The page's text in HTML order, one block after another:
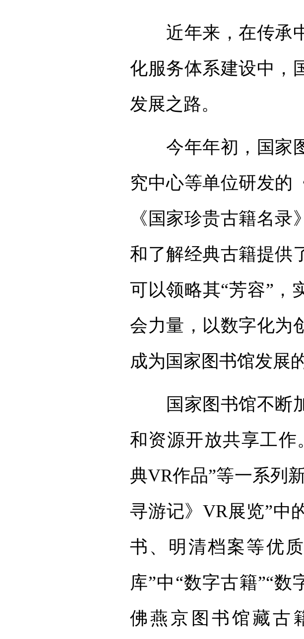
近年来，在传承中
化服务体系建设中，
发展之路。
今年年初，国家图
究中心等单位研发的
《国家珍贵古籍名
和了解经典古籍提供
可以领略其“芳容”，
会力量，以数字化为
成为国家图书馆发展
国家图书馆不断加
和资源开放共享工作
典VR作品”等一系列
寻游记》VR展览”中
书、明清档案等优
库”中“数字古籍”“数
佛燕京图书馆藏古